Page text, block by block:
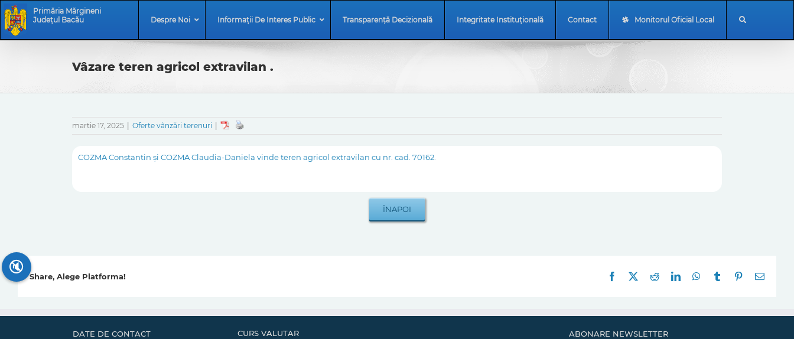
Skip
to
content
Skip
Navigation
Primăria Mărgineni
Județul Bacău
Despre Noi Informații De Interes Public Transparență Decizională Integritate Instituțională Contact Monitorul Oficial Local
Vâzare teren agricol extravilan .
martie 17, 2025 Oferte vânzări terenuri
COZMA Constantin și COZMA Claudia-Daniela vinde teren agricol extravilan cu nr. cad. 70162
Share, Alege Platforma! Facebook RedditLinkedInWhatsApp
Tumblr Pinterest
E-
DATE DE CONTACT CURS VALUTAR ABONARE NEWSLETTER
🔇